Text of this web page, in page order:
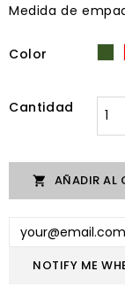
Medida de
Color
Cantidad
 AÑADIR AL
NOTIFY ME